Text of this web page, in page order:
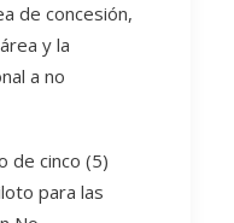
de concesión,
y la
a no
de cinco (5)
para las